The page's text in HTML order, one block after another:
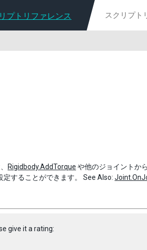
プトリファレンス
Rigidbody.AddTorque や他のジョイントか
定することができます。 See Also:
give it a rating: